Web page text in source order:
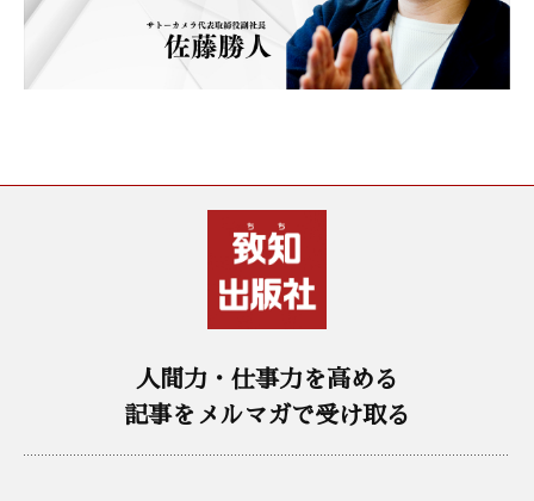
人間力・仕事力を高める
記事をメルマガで受け取る